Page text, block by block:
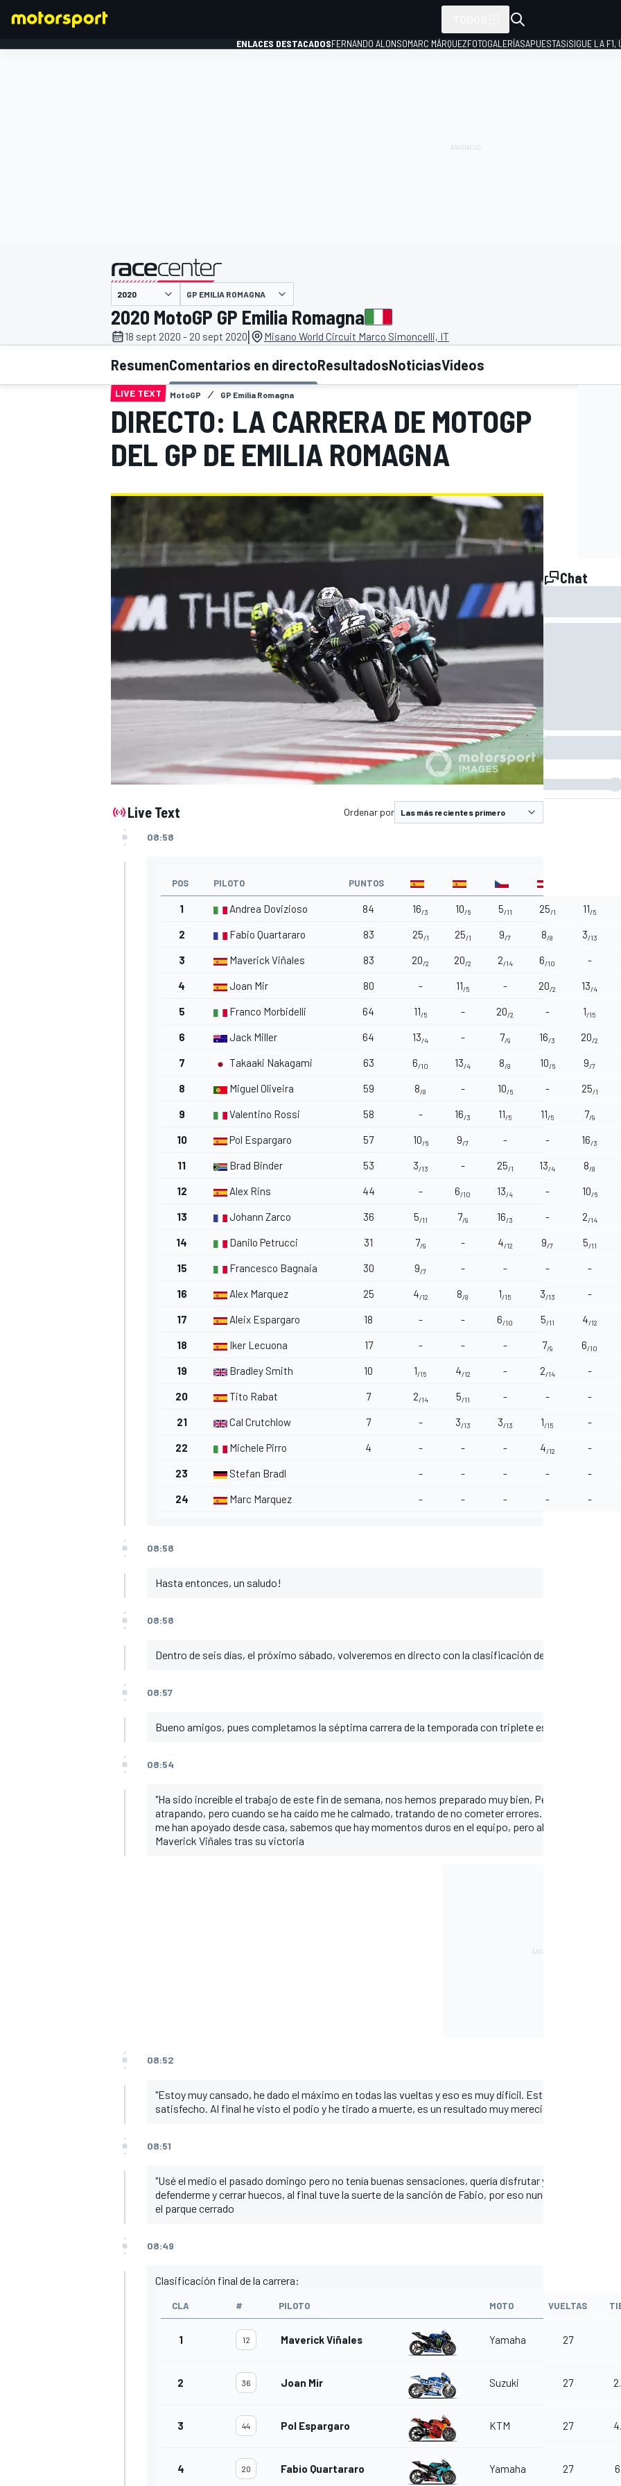
INDYCAR WRC
WEC FÓRMULA E
MÁS CATEGORÍAS
ENLACES DESTACADOSFERNANDO ALONSOMARC MÁRQUEZFOTOGALERÍASAPUESTAS¡SIGUE LA F1,
presentado por
GP EMILIA ROMAGNA
2020 MotoGP GP Emilia Romagna
18 sept 2020 - 20 sept 2020| Misano World Circuit Marco Simoncelli, IT
ResumenComentarios en directoResultadosNoticiasVideos
LIVE TEXT MotoGP GP Emilia Romagna
DIRECTO: LA CARRERA DE MOTOGP
DEL GP DE EMILIA ROMAGNA
Live Text Ordenar por
08:58
POS PILOTO PUNTOS
1 Andrea Dovizioso 84 16/3 10/6 5/11 25/1 11/5
2 Fabio Quartararo 83 25/1 25/1 9/7 8/8 3/13
3 Maverick Viñales 83 20/2 20/2 2/14 6/10 -
4 Joan Mir 80 - 11/5 - 20/2 13/4
5 Franco Morbidelli 64 11/5 - 20/2 - 1/15
6 Jack Miller 64 13/4 - 7/9 16/3 20/2
7 Takaaki Nakagami 63 6/10 13/4 8/8 10/6 9/7
8 Miguel Oliveira 59 8/8 - 10/6 - 25/1
9 Valentino Rossi 58 - 16/3 11/5 11/5 7/9
10 Pol Espargaro 57 10/6 9/7 - - 16/3
11 Brad Binder 53 3/13 - 25/1 13/4 8/8
12 Alex Rins 44 - 6/10 13/4 - 10/6
13 Johann Zarco 36 5/11 7/9 16/3 - 2/14
14 Danilo Petrucci 31 7/9 - 4/12 9/7 5/11
15 Francesco Bagnaia 30 9/7 - - - -
16 Alex Marquez 25 4/12 8/8 1/15 3/13 -
17 Aleix Espargaro 18 - - 6/10 5/11 4/12
18 Iker Lecuona 17 - - - 7/9 6/10
19 Bradley Smith 10 1/15 4/12 - 2/14 -
20 Tito Rabat 7 2/14 5/11 - - -
21 Cal Crutchlow 7 - 3/13 3/13 1/15 -
22 Michele Pirro 4 - - - 4/12 -
23 Stefan Bradl - - - - -
24 Marc Marquez - - - - -
08:58
Hasta entonces, un saludo!
08:58
Dentro de seis días, el próximo sábado, volveremos en directo con la clasificación del Gran Premio
08:57
Bueno amigos, pues completamos la séptima carrera de la temporada con triplete español en el podio
08:54
"Ha sido increíble el trabajo de este fin de semana, nos hemos preparado muy bien, Pecco ha ido
atrapando, pero cuando se ha caído me he calmado, tratando de no cometer errores. La mentalidad
me han apoyado desde casa, sabemos que hay momentos duros en el equipo, pero ahora hay que
Maverick Viñales tras su victoria
08:52
"Estoy muy cansado, he dado el máximo en todas las vueltas y eso es muy difícil. Estoy contento
satisfecho. Al final he visto el podio y he tirado a muerte, es un resultado muy merecido para el equipo,
08:51
"Usé el medio el pasado domingo pero no tenía buenas sensaciones, quería disfrutar y por eso
defenderme y cerrar huecos, al final tuve la suerte de la sanción de Fabio, por eso nunca me rindo,
el parque cerrado
08:49
Clasificación final de la carrera:
CLA # PILOTO MOTO VUELTAS
1 12 Maverick Viñales Yamaha 27
2 36 Joan Mir Suzuki 27
3 44 Pol Espargaro KTM 27
4 20 Fabio Quartararo Yamaha 27
Chat